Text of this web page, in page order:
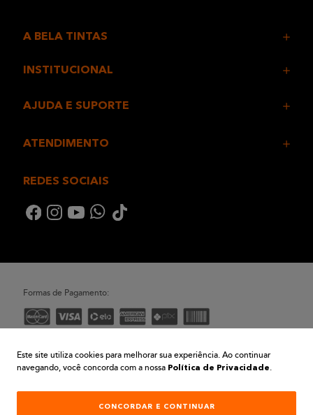
A BELA TINTAS
INSTITUCIONAL
AJUDA E SUPORTE
ATENDIMENTO
REDES SOCIAIS
Formas de Pagamento:
Desenvolvimento e Tecnologia
Este site utiliza cookies para melhorar sua experiência. Ao continuar
navegando, você concorda com a nossa Política de Privacidade.
CONCORDAR E CONTINUAR